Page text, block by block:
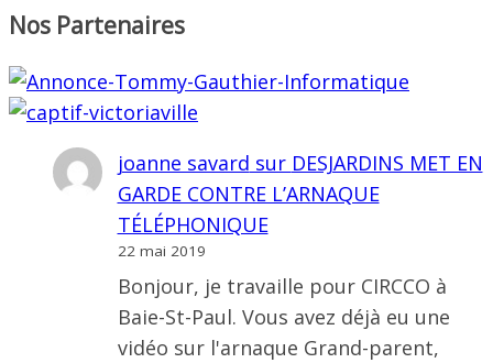
Nos Partenaires
joanne savard sur DESJARDINS MET EN
GARDE CONTRE L’ARNAQUE
TÉLÉPHONIQUE
22 mai 2019
Bonjour, je travaille pour CIRCCO à
Baie-St-Paul. Vous avez déjà eu une
vidéo sur l'arnaque Grand-parent,